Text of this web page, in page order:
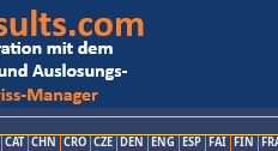
CAT CHN CRO CZE DEN ENG ESP FAI FIN